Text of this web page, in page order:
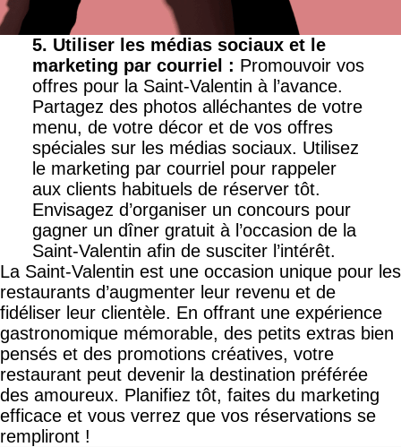
5. Utiliser les médias sociaux et le
marketing par courriel
: Promouvoir vos
offres pour la Saint-Valentin à l’avance.
Partagez des photos alléchantes de votre
menu, de votre décor et de vos offres
spéciales sur les médias sociaux. Utilisez
le marketing par courriel pour rappeler
aux clients habituels de réserver tôt.
Envisagez d’organiser un concours pour
gagner un dîner gratuit à l’occasion de la
Saint-Valentin afin de susciter l’intérêt.
La Saint-Valentin est une occasion unique pour les
restaurants d’augmenter leur revenu et de
fidéliser leur clientèle. En offrant une expérience
gastronomique mémorable, des petits extras bien
pensés et des promotions créatives, votre
restaurant peut devenir la destination préférée
des amoureux. Planifiez tôt, faites du marketing
efficace et vous verrez que vos réservations se
rempliront !